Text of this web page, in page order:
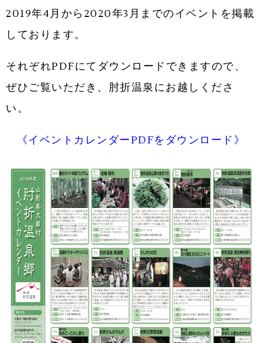
2019年4月から2020年3月までのイベントを掲載
しております。
それぞれPDFにてダウンロードできますので、
ぜひご覧いただき、肘折温泉にお越しくださ
い。
《イベントカレンダーPDFをダウンロード》